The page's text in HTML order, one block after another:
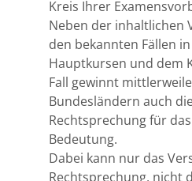
Kreis Ihrer
Neben der inhaltlichen
den bekannten Fällen
Hauptkursen und dem
Fall gewinnt
Bundesländern auch
Rechtsprechung für
Bedeutung.
Dabei kann nur das
Rechtsprechung, nicht
Passau
Potsdam
Regensburg
Rostock
Saarbrücken